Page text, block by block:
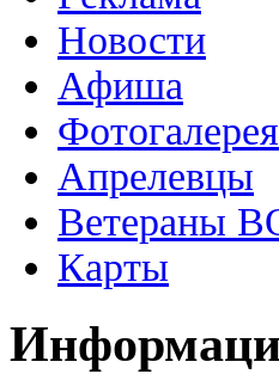
Новости
Афиша
Фотогалерея
Апрелевцы
Ветераны
Карты